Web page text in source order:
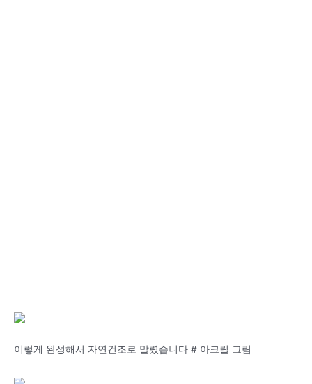
이렇게 완성해서 자연건조로 말렸습니다 # 아크릴 그림